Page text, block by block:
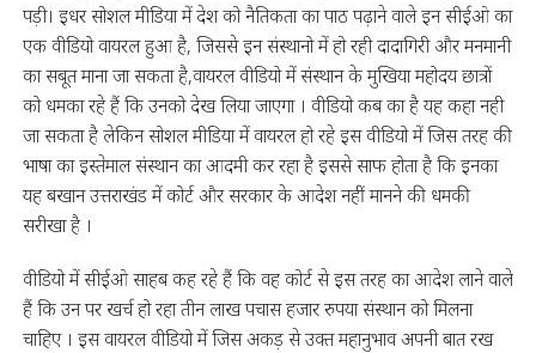
पड़ी। इधर सोशल मीडिया में देश को नैतिकता का पाठ पढ़ाने वाले इन सीईओ का
एक वीडियो वायरल हुआ है, जिससे इन संस्थानो में हो रही दादागिरी और मनमानी
का सबूत माना जा सकता है,वायरल वीडियो में संस्थान के मुखिया महोदय छात्रों
को धमका रहे हैं कि उनको देख लिया जाएगा । वीडियो कब का है यह कहा नही
जा सकता है लेकिन सोशल मीडिया में वायरल हो रहे इस वीडियो में जिस तरह की
भाषा का इस्तेमाल संस्थान का आदमी कर रहा है इससे साफ होता है कि इनका
यह बखान उत्तराखंड में कोर्ट और सरकार के आदेश नहीं मानने की धमकी
सरीखा है ।
वीडियो में सीईओ साहब कह रहे हैं कि वह कोर्ट से इस तरह का आदेश लाने वाले
हैं कि उन पर खर्च हो रहा तीन लाख पचास हजार रुपया संस्थान को मिलना
चाहिए । इस वायरल वीडियो में जिस अकड़ से उक्त महानुभाव अपनी बात रख